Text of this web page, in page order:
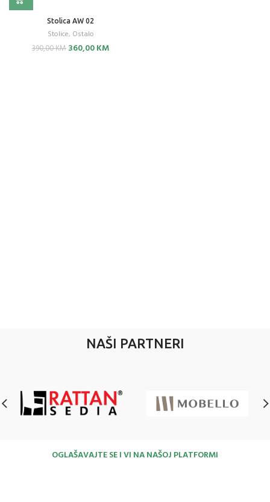
Stolica AW 02
Stolice, Ostalo
390,00KM Original
360,00KMCurrent
NAŠI PARTNERI
OGLAŠAVAJTE SE I VI NA NAŠOJ PLATFORMI